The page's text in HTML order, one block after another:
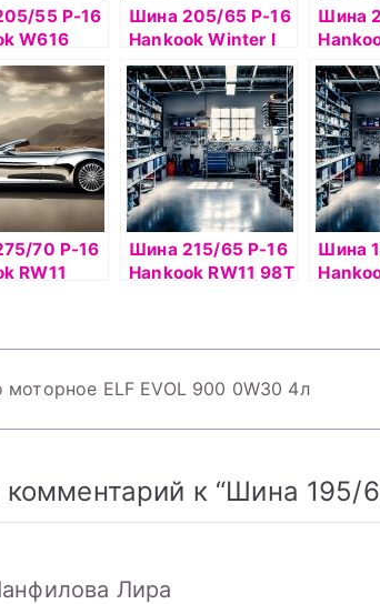
55 Р-16
W616
Шина 205/65 Р-16
Hankook Winter I
Pike RS2 W429
95T шип
Шина
б/к
70 Р-16
RW11
Шина 215/65 Р-16
Hankook RW11 98T
Шина
моторное ELF EVOL 900 0W30 4л
к “Шина 195/
Лира